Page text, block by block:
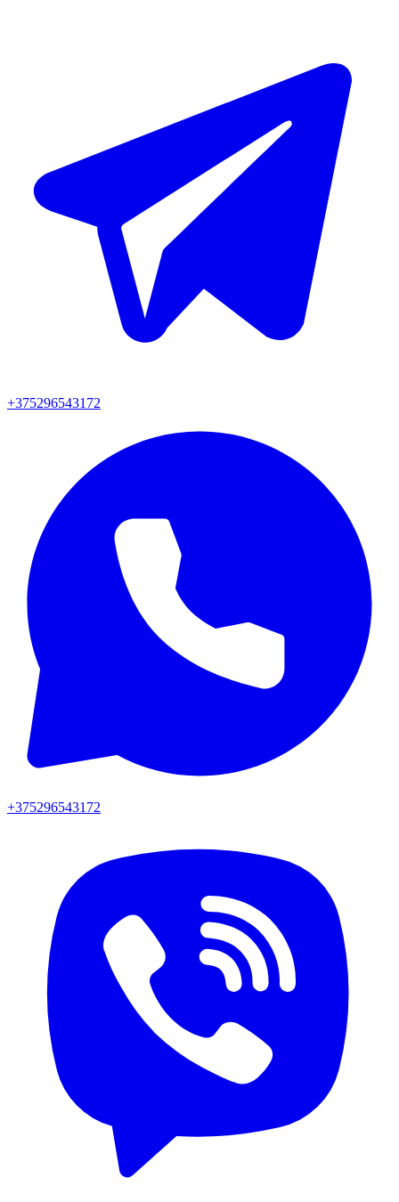
+375296543172
+375296543172